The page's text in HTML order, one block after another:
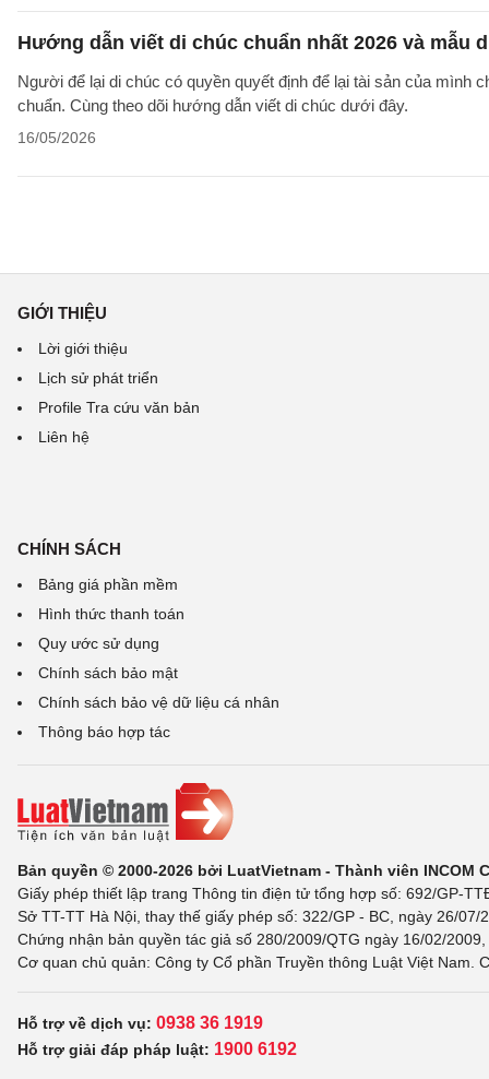
Hướng dẫn viết di chúc chuẩn nhất 2026 và mẫu
Người để lại di chúc có quyền quyết định để lại tài sản của
chuẩn. Cùng theo dõi hướng dẫn viết di chúc dưới đây.
16/05/2026
GIỚI THIỆU
Lời giới thiệu
Lịch sử phát triển
Profile Tra cứu văn bản
Liên hệ
CHÍNH SÁCH
Bảng giá phần mềm
Hình thức thanh toán
Quy ước sử dụng
Chính sách bảo mật
Chính sách bảo vệ dữ liệu cá nhân
Thông báo hợp tác
Bản quyền © 2000-2026 bởi LuatVietnam - Thành viên INCOM
Giấy phép thiết lập trang Thông tin điện tử tổng hợp số: 692/GP-
Sở TT-TT Hà Nội, thay thế giấy phép số: 322/GP - BC, ngày 26/
Chứng nhận bản quyền tác giả số 280/2009/QTG ngày 16/02/
Cơ quan chủ quản: Công ty Cổ phần Truyền thông Luật Việt Nam.
Hỗ trợ về dịch vụ: 0938 36 1919
Hỗ trợ giải đáp pháp luật: 1900 6192